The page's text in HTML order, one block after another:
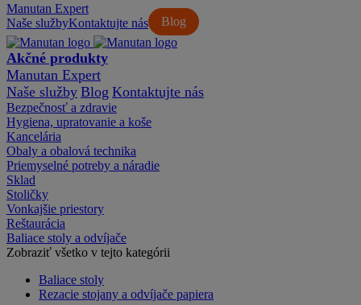
Manutan Expert
Naše služby
Blog
Kontaktujte nás
Akčné produkty
Manutan Expert
Naše služby Blog Kontaktujte nás
Bezpečnosť a zdravie
Hygiena, upratovanie a koše
Kancelária
Obaly a obalová technika
Priemyselné potreby a náradie
Sklad
Stoličky
Vonkajšie priestory
Reštaurácia
Baliace stoly a odvíjače
Zobraziť všetko v tejto kategórii
Baliace stoly
Rezacie stojany a odvíjače papiera